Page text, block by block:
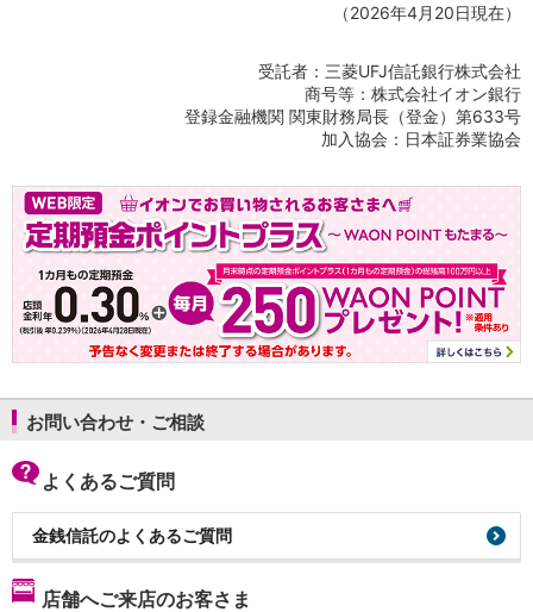
（2026年4月20日現在）
受託者：三菱UFJ信託銀行株式会社
商号等：株式会社イオン銀行
登録金融機関 関東財務局長（登金）第633号
加入協会：日本証券業協会
お問い合わせ・ご相談
よくあるご質問
金銭信託のよくあるご質問
店舗へご来店のお客さま